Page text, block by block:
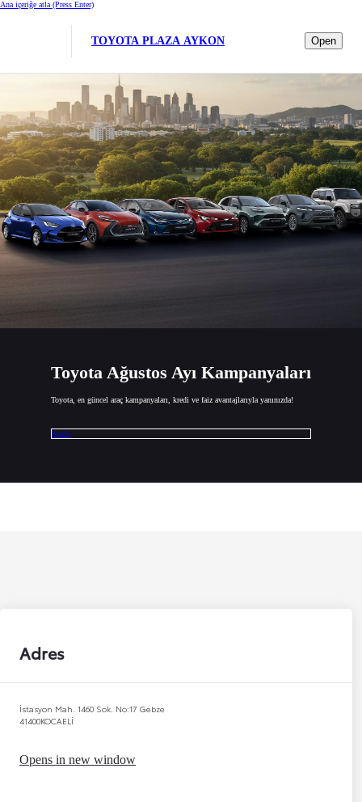
Ana içeriğe atla (Press Enter)
TOYOTA PLAZA AYKON Open
Toyota Ağustos Ayı Kampanyaları
Toyota, en güncel araç kampanyaları, kredi ve faiz avantajlarıyla yanınızda!
İncele
Adres
İstasyon Mah. 1460 Sok. No:17 Gebze
41400KOCAELİ
Opens in new window